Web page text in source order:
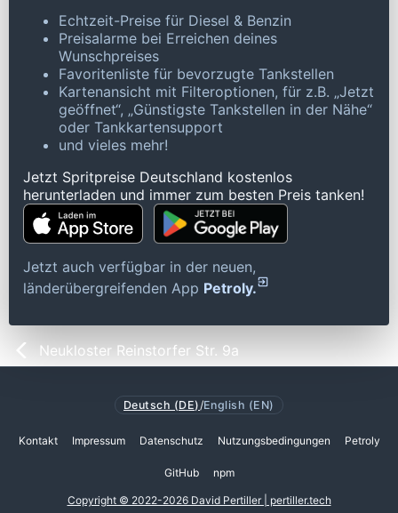
Echtzeit-Preise für Diesel & Benzin
Preisalarme bei Erreichen deines
Wunschpreises
Favoritenliste für bevorzugte Tankstellen
Kartenansicht mit Filteroptionen, für z.B. „Jetzt
geöffnet“, „Günstigste Tankstellen in der Nähe“
oder Tankkartensupport
und vieles mehr!
Jetzt Spritpreise Deutschland kostenlos
herunterladen und immer zum besten Preis tanken!
Jetzt auch verfügbar in der neuen,
länderübergreifenden App Petroly.
Neukloster Reinstorfer Str. 9a
Deutsch (DE) /English (EN)
Kontakt Impressum Datenschutz Nutzungsbedingungen Petroly
GitHub npm
Copyright © 2022-2026 David Pertiller | pertiller.tech